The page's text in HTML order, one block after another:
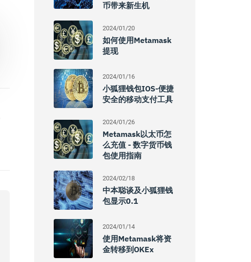
币带来新生机
2024/01/20
如何使用Metamask
提现
2024/01/16
小狐狸钱包iOS-便捷
安全的移动支付工具
2024/01/26
Metamask以太币怎
么充值 - 数字货币钱
包使用指南
2024/02/18
中本聪谈及小狐狸钱
包显示0.1
2024/01/14
使用Metamask将资
金转移到OKEx